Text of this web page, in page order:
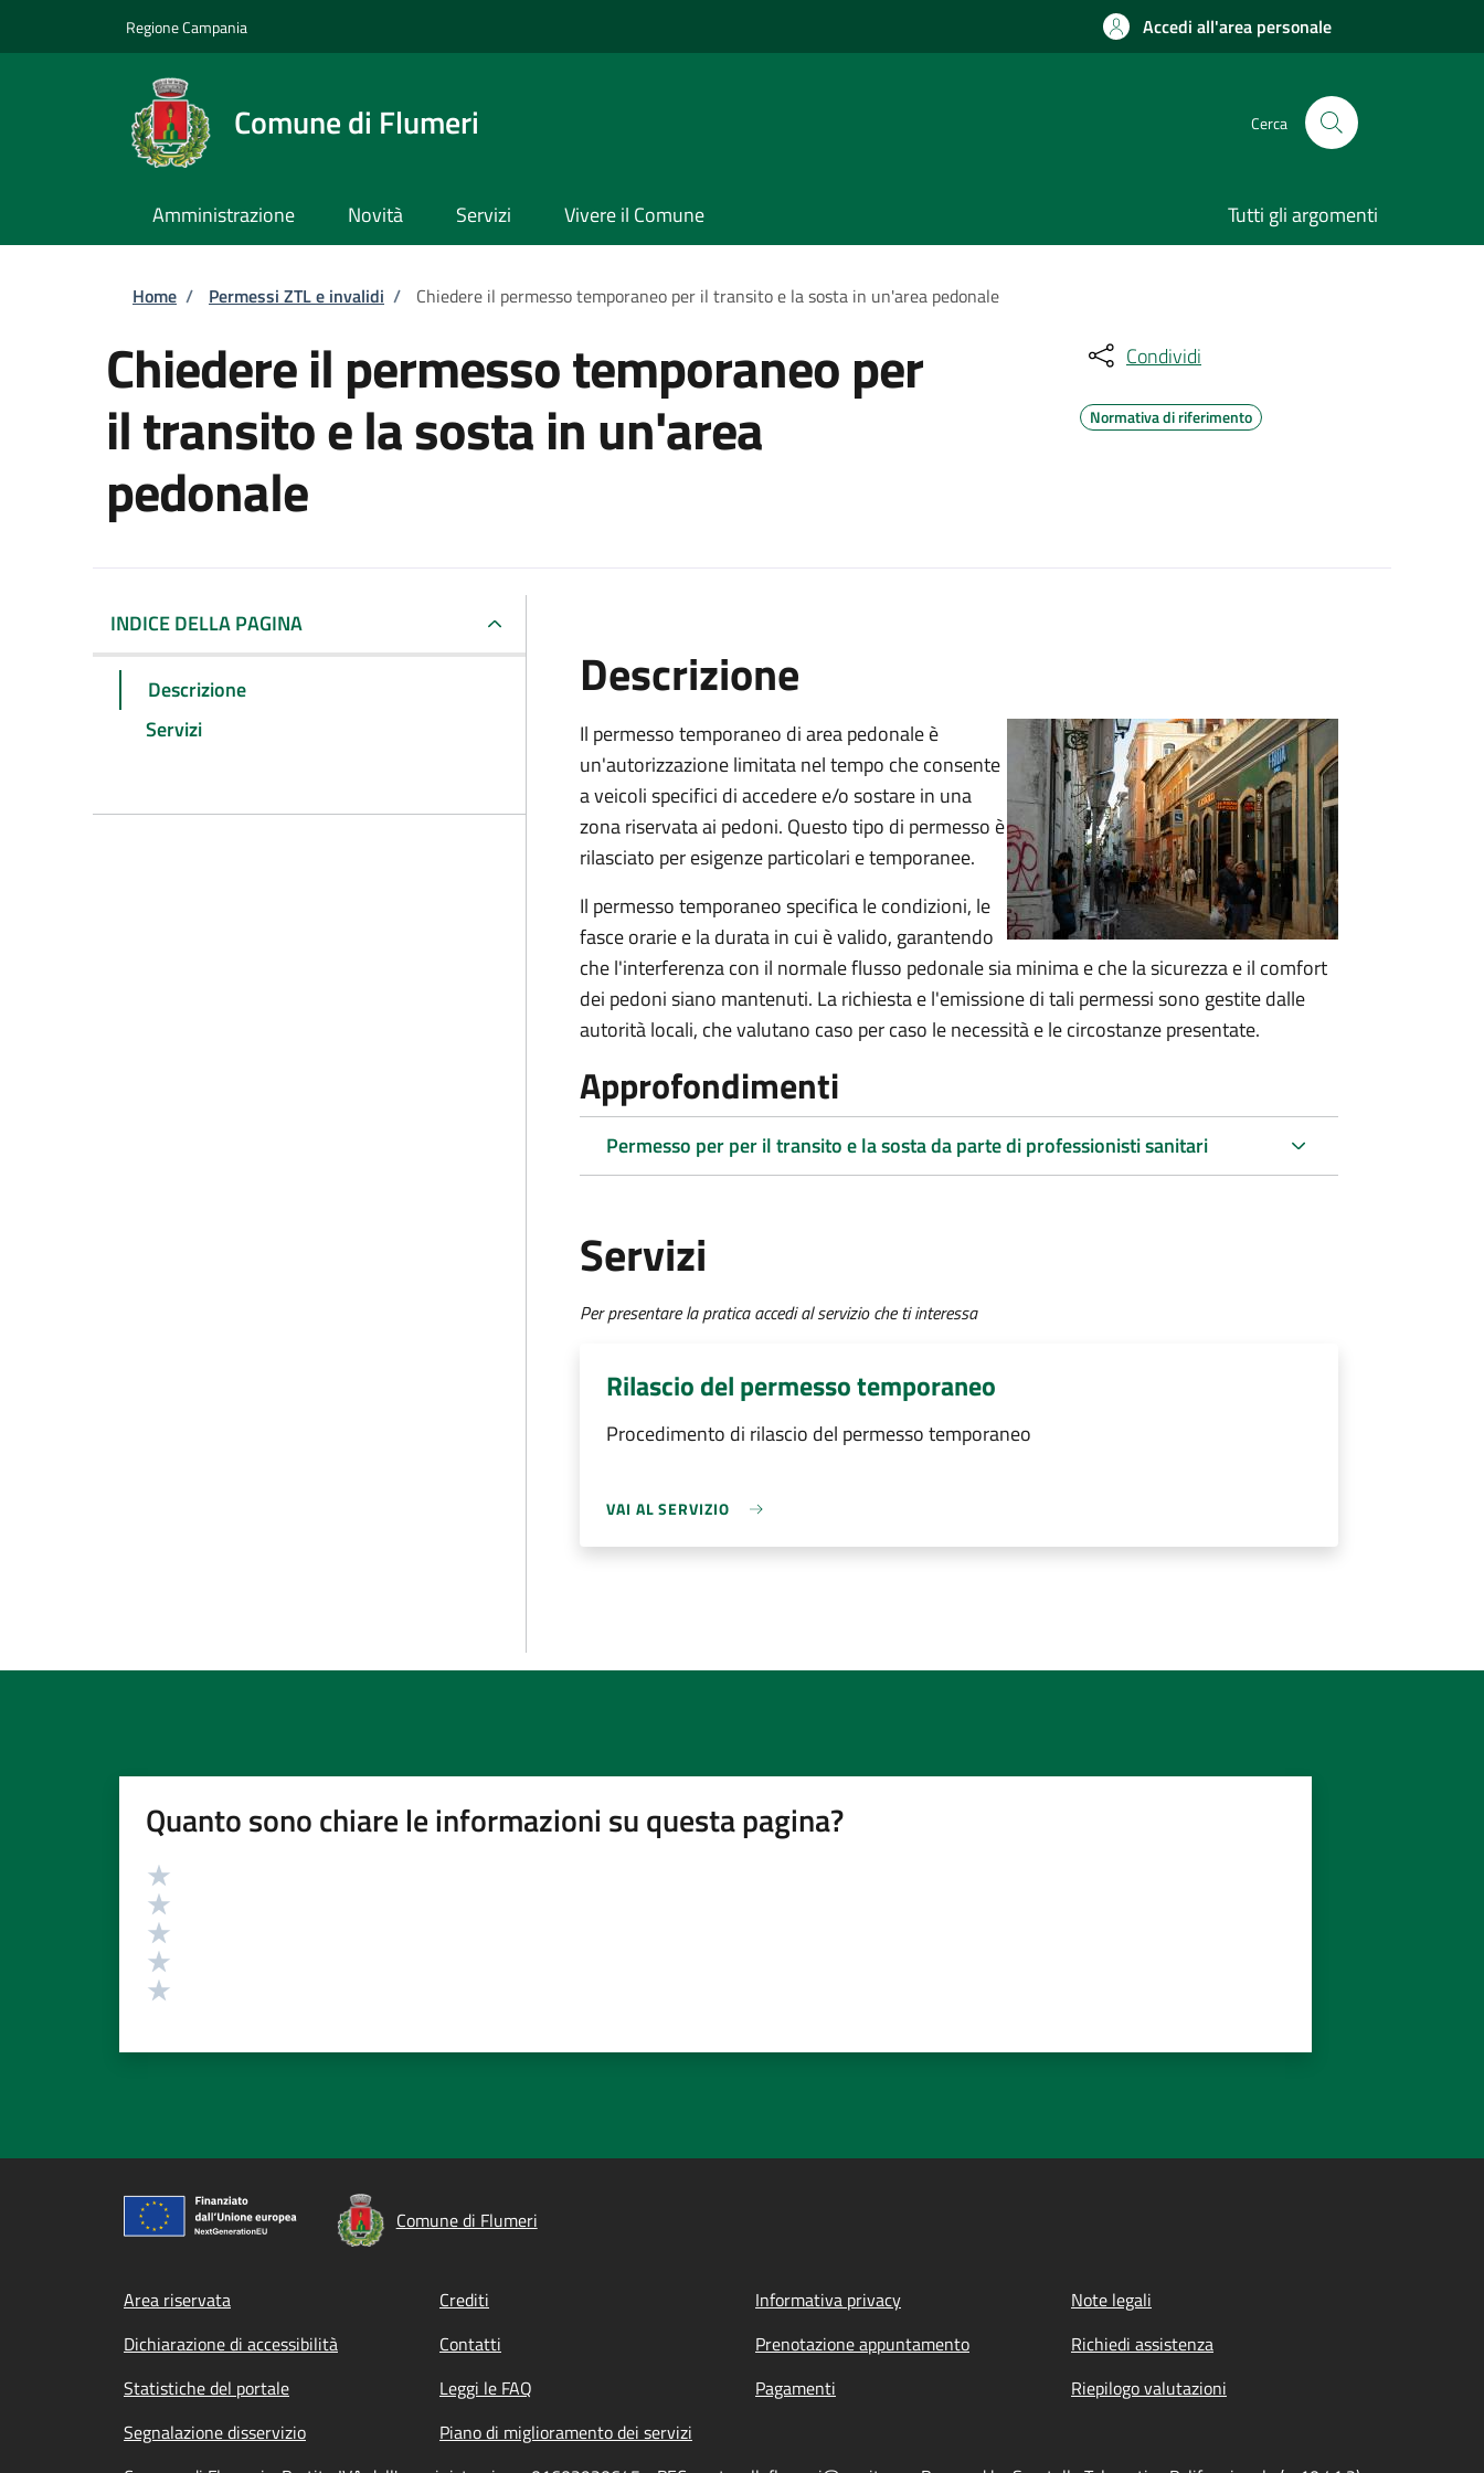
Regione Campania Accedi all'area personale
Comune di Flumeri Cerca
Amministrazione Novità Servizi Vivere il Comune Tutti gli argomenti
Briciole di pane
Home / Permessi ZTL e invalidi / Chiedere il permesso temporaneo per il transito e la sosta in un'area pedonale
Chiedere il permesso temporaneo per
il transito e la sosta in un'area
pedonale
Condividi
Normativa di riferimento
INDICE DELLA PAGINA
Descrizione
Servizi
Descrizione
Il permesso temporaneo di area pedonale è
un'autorizzazione limitata nel tempo che consente
a veicoli specifici di accedere e/o sostare in una
zona riservata ai pedoni. Questo tipo di permesso è
rilasciato per esigenze particolari e temporanee.
Il permesso temporaneo specifica le condizioni, le
fasce orarie e la durata in cui è valido, garantendo
che l'interferenza con il normale flusso pedonale sia minima e che la sicurezza e il comfort
dei pedoni siano mantenuti. La richiesta e l'emissione di tali permessi sono gestite dalle
autorità locali, che valutano caso per caso le necessità e le circostanze presentate.
Approfondimenti
Permesso per per il transito e la sosta da parte di professionisti sanitari
Servizi
Per presentare la pratica accedi al servizio che ti interessa
Rilascio del permesso temporaneo
Procedimento di rilascio del permesso temporaneo
VAI AL SERVIZIO
Quanto sono chiare le informazioni su questa pagina?
Valutazione
Comune di Flumeri
Footer menu
Area riservata Crediti Informativa privacy
Note legali
Dichiarazione di accessibilità
Contatti Prenotazione appuntamento
Richiedi assistenza
Statistiche del portale
Leggi le FAQ Pagamenti
Riepilogo valutazioni
Segnalazione disservizio
Piano di miglioramento dei servizi